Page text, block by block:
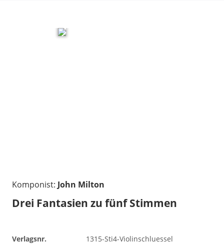
Komponist: John Milton
Drei Fantasien zu fünf Stimmen
Verlagsnr.
1315-Sti4-Violinschluessel